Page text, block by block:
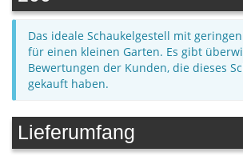
Das ideale Schaukelgestell mit
für einen kleinen Garten. Es gibt
Bewertungen der Kunden, die dieses
gekauft haben.
Lieferumfang